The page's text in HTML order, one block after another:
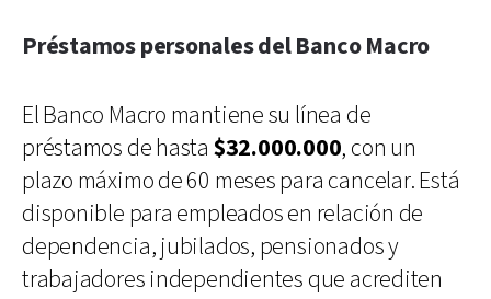
Préstamos personales del Banco Macro
El Banco Macro mantiene su línea de
préstamos de hasta $32.000.000, con un
plazo máximo de 60 meses para cancelar. Está
disponible para empleados en relación de
dependencia, jubilados, pensionados y
trabajadores independientes que acrediten